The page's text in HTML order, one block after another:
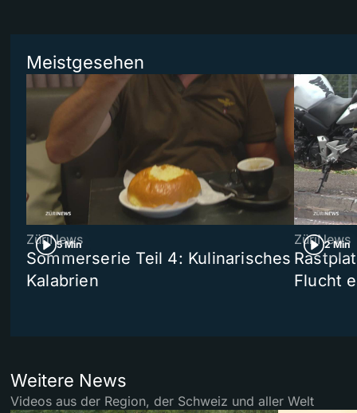
Meistgesehen
5 Min
ZüriNews
Sommerserie Teil 4: Kulinarisches
Kalabrien
2 Min
ZüriNews
Flucht
Weitere News
Videos aus der Region, der Schweiz und aller Welt